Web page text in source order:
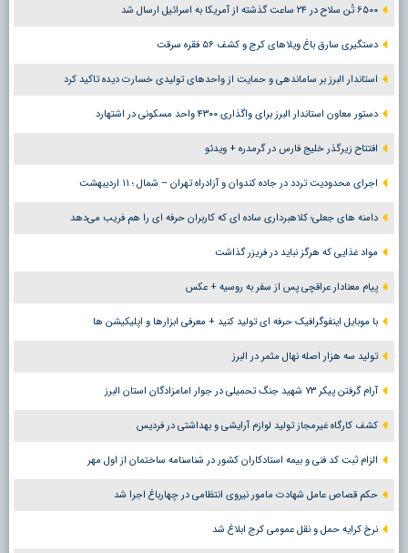
۶۵۰۰ تُن سلاح در ۲۴ ساعت گذشته از آمریکا به اسرائیل ارسال شد
دستگیری سارق باغ ویلاهای کرج و کشف ۵۶ فقره سرقت
استاندار البرز بر ساماندهی و حمایت از واحدهای تولیدی خسارت دیده تاکید کرد
دستور معاون استاندار البرز برای واگذاری ۴۳۰۰ واحد مسکونی در اشتهارد
افتتاح زیرگذر خلیج فارس در گرمدره + ویدئو
اجرای محدودیت تردد در جاده کندوان و آزادراه تهران – شمال ؛ ١١ اردیبهشت
دامنه های جعلی؛ کلاهبرداری ساده ای که کاربران حرفه ای را هم فریب می‌دهد
مواد غذایی که هرگز نباید در فریزر گذاشت
پیام معنادار عراقچی پس از سفر به روسیه + عکس
با موبایل اینفوگرافیک حرفه ای تولید کنید + معرفی ابزارها و اپلیکیشن ها
تولید سه هزار اصله نهال مثمر در البرز
آرام گرفتن پیکر ۷۳ شهید جنگ تحمیلی در جوار امامزادگان استان البرز
کشف کارگاه غیرمجاز تولید لوازم آرایشی و بهداشتی در فردیس
الزام ثبت کد فنی و بیمه استادکاران کشور در شناسنامه ساختمان از اول مهر
حکم قصاص عامل شهادت مامور نیروی انتظامی در چهارباغ اجرا شد
نرخ کرایه حمل و نقل عمومی کرج ابلاغ شد